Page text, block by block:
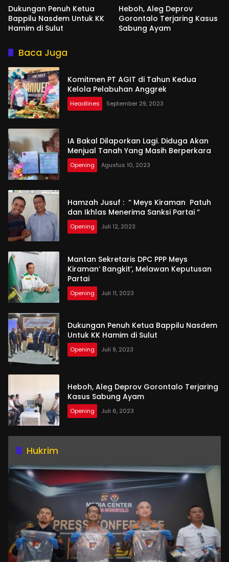
Dukungan Penuh Ketua
Bappilu Nasdem Untuk KK
Hamim di Sulut
Heboh, Aleg Deprov
Gorontalo Terjaring Kasus
Sabung Ayam
Baca Juga
Komitmen PT AGIT di Tahun Kedua
Kelola Pelabuhan Anggrek
Headlines September 29, 2023
IA Bakal Dilaporkan Lagi. Diduga Akan
Menjual Tanah Yang Masih Berperkara
Opening Agustus 10, 2023
Hamzah Jusuf : “ Meys Kiraman Patuh
dan Ikhlas Menerima Sanksi Partai “
Opening Juli 12, 2023
Mantan Sekretaris DPC PPP Meys
Kiraman‘ Bangkit’, Melawan Keputusan
Partai
Opening Juli 11, 2023
Dukungan Penuh Ketua Bappilu Nasdem
Untuk KK Hamim di Sulut
Opening Juli 9, 2023
Heboh, Aleg Deprov Gorontalo Terjaring
Kasus Sabung Ayam
Opening Juli 6, 2023
Hukrim